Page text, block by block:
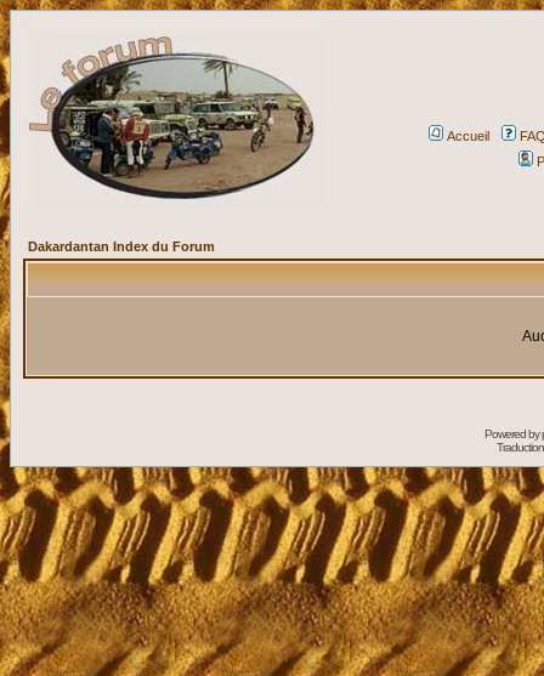
Accueil
Dakardantan Index du Forum
Powered by